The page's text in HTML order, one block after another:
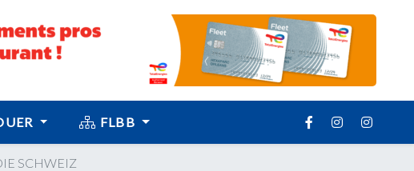
FLBB
SCHWEIZ